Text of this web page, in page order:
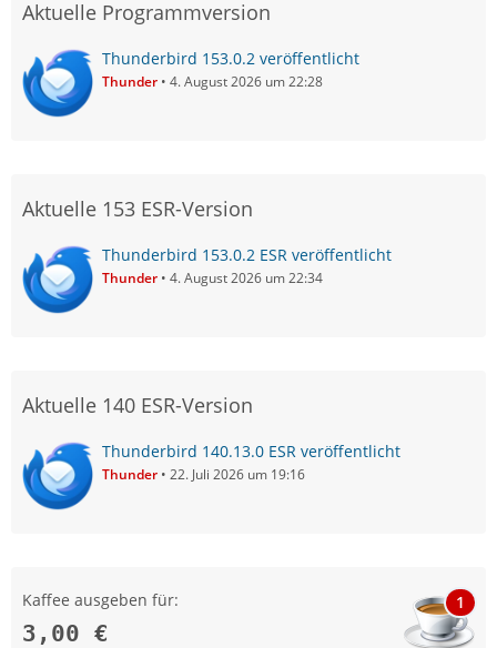
Aktuelle Programmversion
Thunderbird 153.0.2 veröffentlicht
Thunder 4. August 2026 um 22:28
Aktuelle 153 ESR-Version
Thunderbird 153.0.2 ESR veröffentlicht
Thunder 4. August 2026 um 22:34
Aktuelle 140 ESR-Version
Thunderbird 140.13.0 ESR veröffentlicht
Thunder 22. Juli 2026 um 19:16
Kaffee ausgeben für:
3,00 €
1